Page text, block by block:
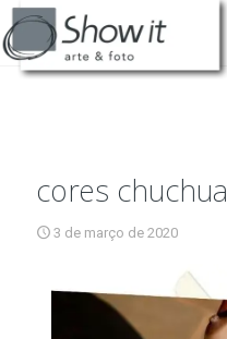
cores chuchua
3 de março de 2020